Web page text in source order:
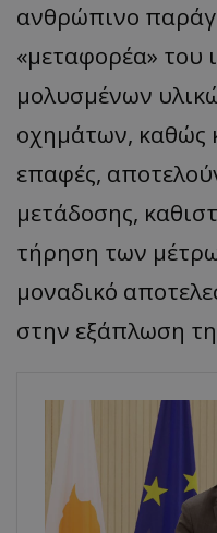
ανθρώπινο
«μεταφορέα» του
μολυσμένων
οχημάτων, καθώς
επαφές,
μετάδοσης,
τήρηση των
μοναδικό
στην εξάπλωση